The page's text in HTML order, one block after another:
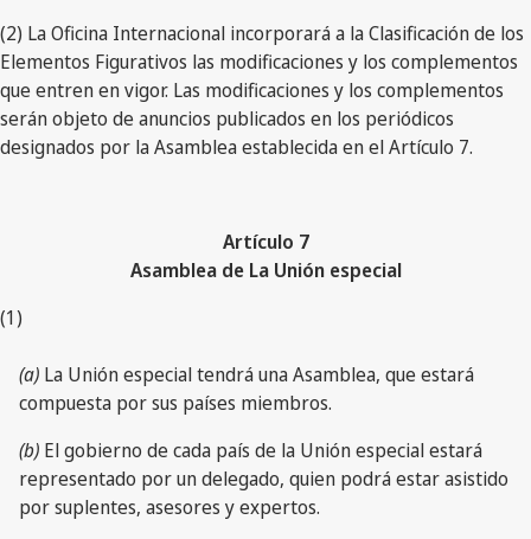
(2) La Oficina Internacional incorporará a la Clasificación de los
Elementos Figurativos las modificaciones y los complementos
que entren en vigor. Las modificaciones y los complementos
serán objeto de anuncios publicados en los periódicos
designados por la Asamblea establecida en el Artículo 7.
Artículo 7
Asamblea de La Unión especial
(1)
(a) La Unión especial tendrá una Asamblea, que estará
compuesta por sus países miembros.
(b) El gobierno de cada país de la Unión especial estará
representado por un delegado, quien podrá estar asistido
por suplentes, asesores y expertos.